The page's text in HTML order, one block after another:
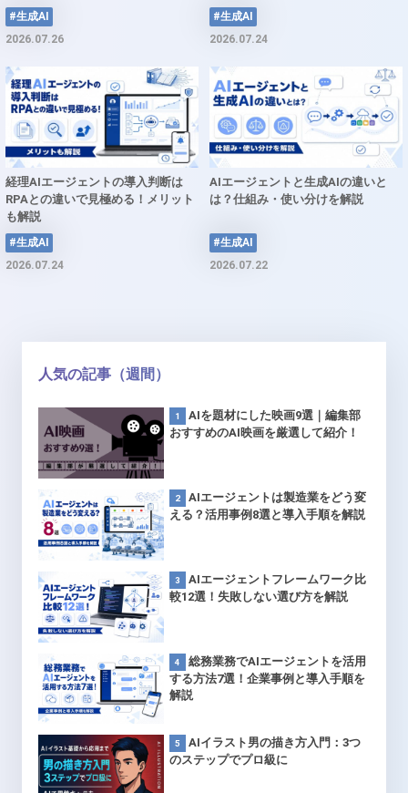
#生成AI
2026.07.26
#生成AI
2026.07.24
経理AIエージェントの導入判断は
RPAとの違いで見極める！メリット
も解説
#生成AI
2026.07.24
AIエージェントと生成AIの違いと
は？仕組み・使い分けを解説
#生成AI
2026.07.22
人気の記事（週間）
AIを題材にした映画9選｜編集部
おすすめのAI映画を厳選して紹介！
AIエージェントは製造業をどう変
える？活用事例8選と導入手順を解説
AIエージェントフレームワーク比
較12選！失敗しない選び方を解説
総務業務でAIエージェントを活用
する方法7選！企業事例と導入手順を
解説
AIイラスト男の描き方入門：3つ
のステップでプロ級に